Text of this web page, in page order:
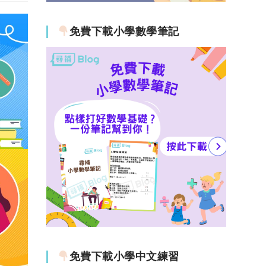
免費下載小學數學筆記
免費下載小學中文練習